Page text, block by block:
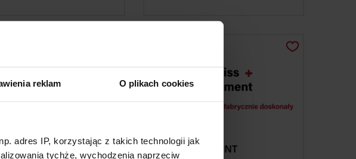
reklam O plikach cookies
adres IP, korzystając z takich technologii jak
tychże, wychodzenia naprzeciw
MAGIC BOX SWISS ELEMENT